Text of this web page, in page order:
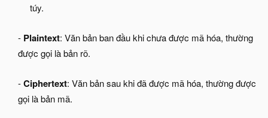
túy.​
- Plaintext: Văn bản ban đầu khi chưa được mã hóa, thường
được gọi là bản rõ.​
-Ciphertext: Văn bản sau khi đã được mã hóa, thường được
gọi là bản mã.​